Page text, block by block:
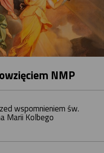
NMP
wspomnieniem św.
Marii Kolbego